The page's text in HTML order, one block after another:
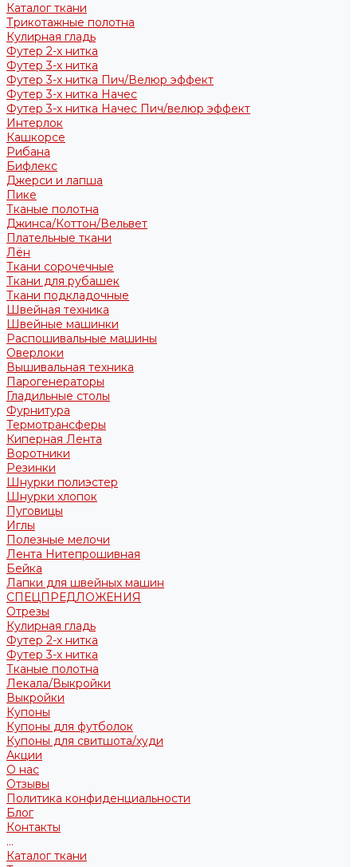
Каталог ткани
Трикотажные полотна
Кулирная гладь
Футер 2-х нитка
Футер 3-х нитка
Футер 3-х нитка Пич/Велюр эффект
Футер 3-х нитка Начес
Футер 3-х нитка Начес Пич/велюр эффект
Интерлок
Кашкорсе
Рибана
Бифлекс
Джерси и лапша
Пике
Тканые полотна
Джинса/Коттон/Вельвет
Плательные ткани
Лён
Ткани сорочечные
Ткани для рубашек
Ткани подкладочные
Швейная техника
Швейные машинки
Распошивальные машины
Оверлоки
Вышивальная техника
Парогенераторы
Гладильные столы
Фурнитура
Термотрансферы
Киперная Лента
Воротники
Резинки
Шнурки полиэстер
Шнурки хлопок
Пуговицы
Иглы
Полезные мелочи
Лента Нитепрошивная
Бейка
Лапки для швейных машин
СПЕЦПРЕДЛОЖЕНИЯ
Отрезы
Кулирная гладь
Футер 2-х нитка
Футер 3-х нитка
Тканые полотна
Лекала/Выкройки
Выкройки
Купоны
Купоны для футболок
Купоны для свитшота/худи
Акции
О нас
Отзывы
Политика конфиденциальности
Блог
Контакты
...
Каталог ткани